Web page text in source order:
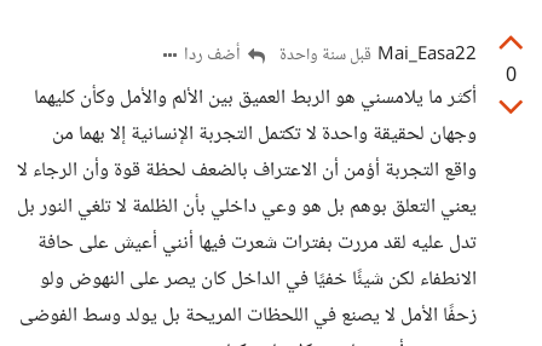
0
Mai_Easa22 قبل سنة واحدة أضف ردا
أكثر ما يلامسني هو الربط العميق بين الألم والأمل وكأن كليهما
وجهان لحقيقة واحدة لا تكتمل التجربة الإنسانية إلا بهما من
واقع التجربة أؤمن أن الاعتراف بالضعف لحظة قوة وأن الرجاء لا
يعني التعلق بوهم بل هو وعي داخلي بأن الظلمة لا تلغي النور بل
تدل عليه لقد مررت بفترات شعرت فيها أنني أعيش على حافة
الانطفاء لكن شيئًا خفيًا في الداخل كان يصر على النهوض ولو
زحفًا الأمل لا يصنع في اللحظات المريحة بل يولد وسط الفوضى